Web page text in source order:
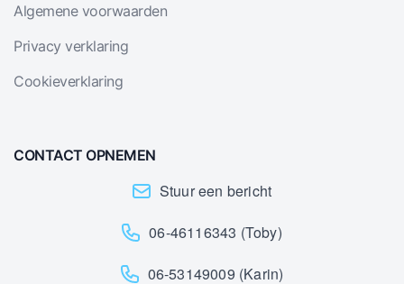
Algemene voorwaarden
Privacy verklaring
Cookieverklaring
CONTACT OPNEMEN
Stuur een bericht
06-46116343 (Toby)
06-53149009 (Karin)